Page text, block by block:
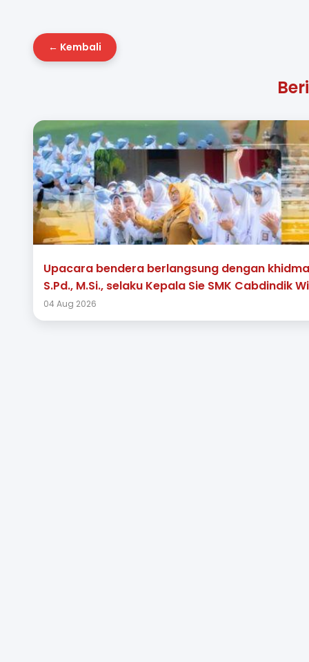
← Kembali
Upacara bendera berlangsung dengan
S.Pd., M.Si., selaku Kepala Sie SMK Cabdindik
04 Aug 2026